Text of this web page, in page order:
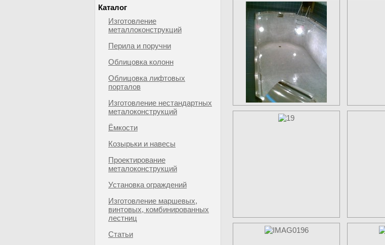
Каталог
Изготовление
металлоконструкций
Перила и поручни
Облицовка колонн
Облицовка лифтовых
порталов
Изготовление нестандартных
металоконструкций
Ёмкости
Козырьки и навесы
Проектирование
металоконструкций
Установка ограждений
Изготовление маршевых,
винтовых, комбинированных
лестниц
Статьи